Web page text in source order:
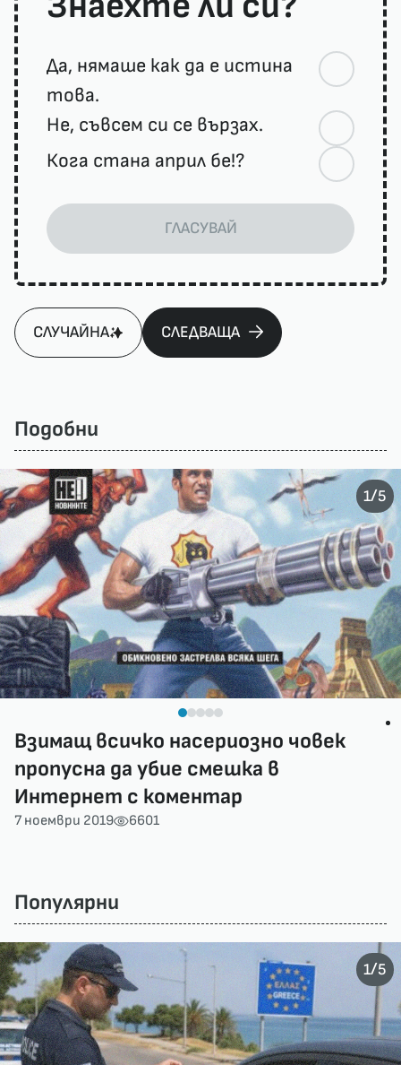
Да, нямаше как да е истина
това.
Не, съвсем си се вързах.
Кога стана април бе!?
ГЛАСУВАЙ
СЛУЧАЙНА СЛЕДВАЩА
Подобни
Взимащ всичко насериозно човек
пропусна да убие смешка в
Интернет с коментар
7 ноември 2019 6601
1/5
Популярни
1/5